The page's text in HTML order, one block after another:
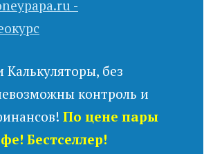
без
контроль и
По цене пары
Бестселлер!